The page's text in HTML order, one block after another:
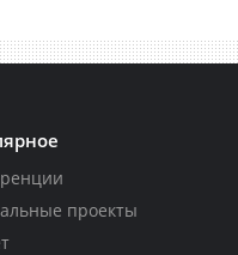
проекты